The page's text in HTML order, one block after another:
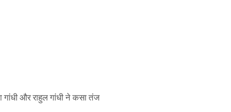
ई-पास इस बंदी में भी लागू
गांधी और राहुल गांधी ने कसा तंज